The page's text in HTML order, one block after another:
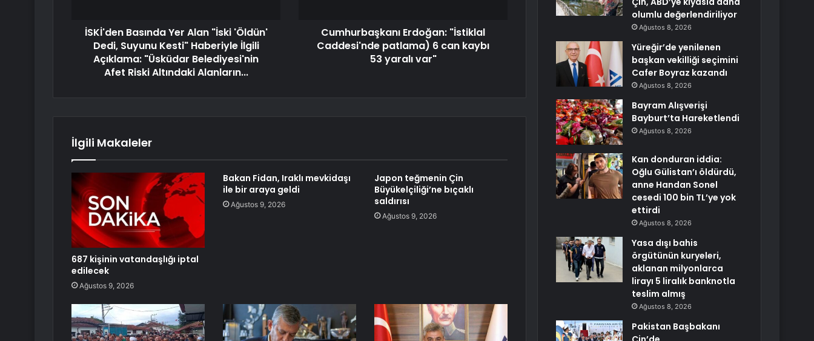
İSKİ'den Basında Yer Alan "İski 'Öldün'
Dedi, Suyunu Kesti" Haberiyle İlgili
Açıklama: "Üsküdar Belediyesi'nin
Afet Riski Altındaki Alanların...
Cumhurbaşkanı Erdoğan: "İstiklal
Caddesi'nde patlama) 6 can kaybı
53 yaralı var"
İlgili Makaleler
687 kişinin vatandaşlığı iptal
edilecek
Ağustos 9, 2026
Bakan Fidan, Iraklı mevkidaşı
ile bir araya geldi
Ağustos 9, 2026
Japon teğmenin Çin
Büyükelçiliği’ne bıçaklı
saldırısı
Ağustos 9, 2026
olumlu değerlendiriliyor
Ağustos 8, 2026
Yüreğir’de yenilenen
başkan vekilliği seçimini
Cafer Boyraz kazandı
Ağustos 8, 2026
Bayram Alışverişi
Bayburt’ta Hareketlendi
Ağustos 8, 2026
Kan donduran iddia:
Oğlu Gülistan’ı öldürdü,
anne Handan Sonel
cesedi 100 bin TL’ye yok
ettirdi
Ağustos 8, 2026
Yasa dışı bahis
örgütünün kuryeleri,
aklanan milyonlarca
lirayı 5 liralık banknotla
teslim almış
Ağustos 8, 2026
Pakistan Başbakanı